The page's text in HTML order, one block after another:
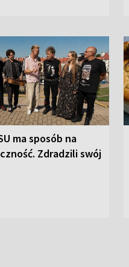
ma sposób na
Zdradzili swój